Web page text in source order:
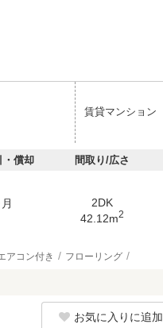
賃貸マンション
・償却 間取り/広さ
2DK
42.12m2
アコン付き フローリング
お気に入りに追加